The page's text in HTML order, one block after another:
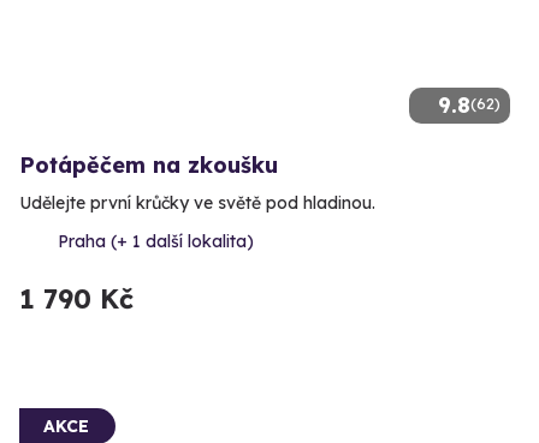
9.8(62)
Potápěčem na zkoušku
Udělejte první krůčky ve světě pod hladinou.
Praha (+ 1 další lokalita)
1 790 Kč
AKCE